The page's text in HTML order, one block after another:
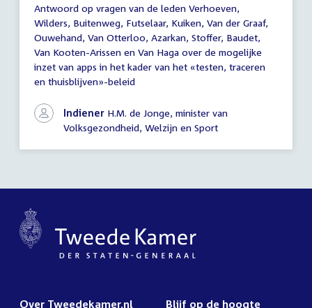
Antwoord
schriftelijke
vragen
Antwoord op vragen van de leden Verhoeven,
Wilders, Buitenweg, Futselaar, Kuiken, Van der Graaf,
Ouwehand, Van Otterloo, Azarkan, Stoffer, Baudet,
Van Kooten-Arissen en Van Haga over de mogelijke
inzet van apps in het kader van het «testen, traceren
en thuisblijven»-beleid
Indiener H.M. de Jonge, minister van
Volksgezondheid, Welzijn en Sport
Over Tweedekamer.nl Blijf op de hoogte